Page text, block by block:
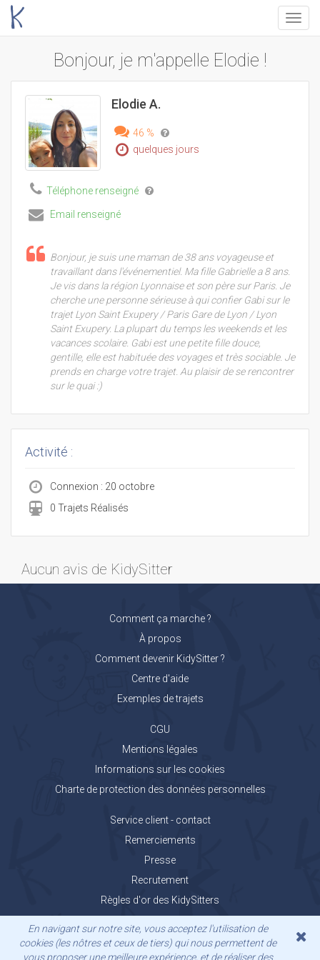
Menu
Bonjour, je m'appelle Elodie !
Elodie A.
46 %
quelques jours
Téléphone renseigné
Email renseigné
Bonjour, je suis une maman de 38 ans voyageuse et
travaillant dans l'événementiel. Ma fille Gabrielle a 8 ans.
Je vis dans la région Lyonnaise et son père sur Paris. Je
cherche une personne sérieuse à qui confier Gabi sur le
trajet Lyon Saint Exupery / Paris Gare de Lyon / Lyon
Saint Exupery. La plupart du temps les weekends et les
vacances scolaire. Gabi est une petite fille douce,
gentille, elle est habituée des voyages et très sociable. Je
prends en charge votre trajet. Au plaisir de se rencontrer
sur le quai :)
Activité :
Connexion : 20 octobre
0 Trajets Réalisés
Aucun avis de KidySitter
Comment ça marche ?
À propos
Comment devenir KidySitter ?
Centre d'aide
Exemples de trajets
CGU
Mentions légales
Informations sur les cookies
Charte de protection des données personnelles
Service client - contact
Remerciements
Presse
Recrutement
Règles d'or des KidySitters
En navigant sur notre site, vous acceptez l'utilisation de
cookies (les nôtres et ceux de tiers) qui nous permettent de
vous proposer une meilleure expérience, et de réaliser des